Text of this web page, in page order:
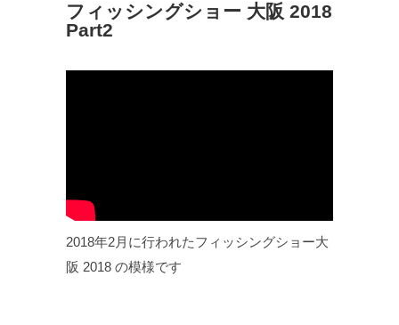
フィッシングショー 大阪 2018
Part2
2018年2月に行われたフィッシングショー大
阪 2018 の模様です